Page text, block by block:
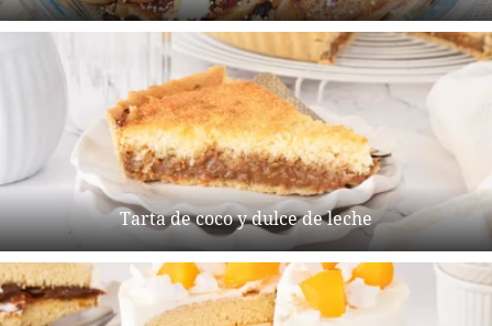
Tarta de coco y dulce de leche